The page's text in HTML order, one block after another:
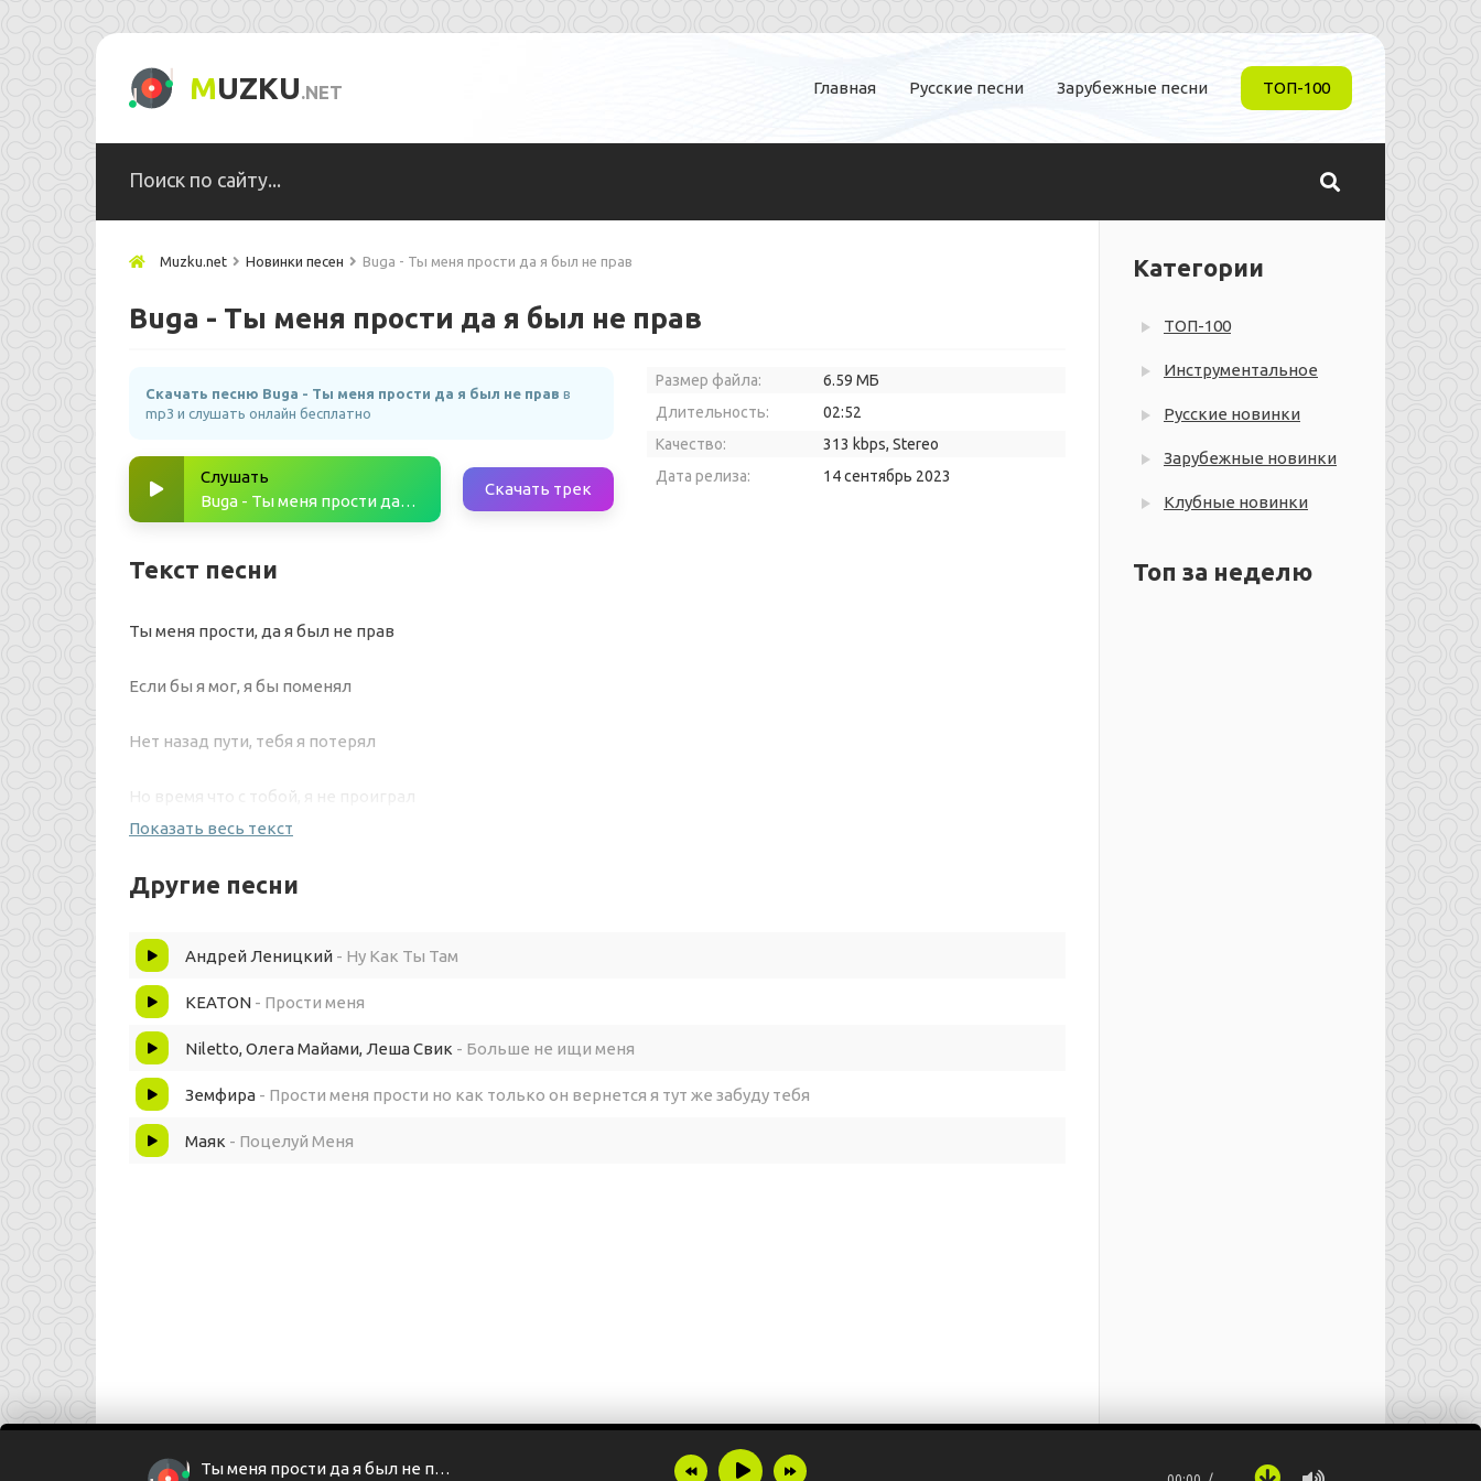
MUZKU.NET Главная Русские песни Зарубежные песни ТОП-100
Muzku.net Новинки песен Buga - Ты меня прости да я был не прав
Buga - Ты меня прости да я был не прав
Скачать песню Buga - Ты меня прости да я был не прав в
mp3 и слушать онлайн бесплатно
Слушать
Buga - Ты меня прости да я был не прав
Скачать трек
Размер файла:
6.59 МБ
Длительность:
02:52
Качество:
313 kbps, Stereo
Дата релиза:
14 сентябрь 2023
Текст песни
Ты меня прости, да я был не прав
Если бы я мог, я бы поменял
Нет назад пути, тебя я потерял
Но время что с тобой, я не проиграл
Для меня ты падший ангел
Знаю, что любовь искусство
Изучаю я тебя
Ты просто подойди поближе
Показать весь текст
Другие песни
Андрей Леницкий - Ну Как Ты Там
KEATON - Прости меня
Niletto, Олега Майами, Леша Свик - Больше не ищи меня
Земфира - Прости меня прости но как только он вернется я тут же забуду тебя
Маяк - Поцелуй Меня
Категории
ТОП-100
Инструментальное
Русские новинки
Зарубежные новинки
Клубные новинки
Топ за неделю
Ты меня прости да я был не прав